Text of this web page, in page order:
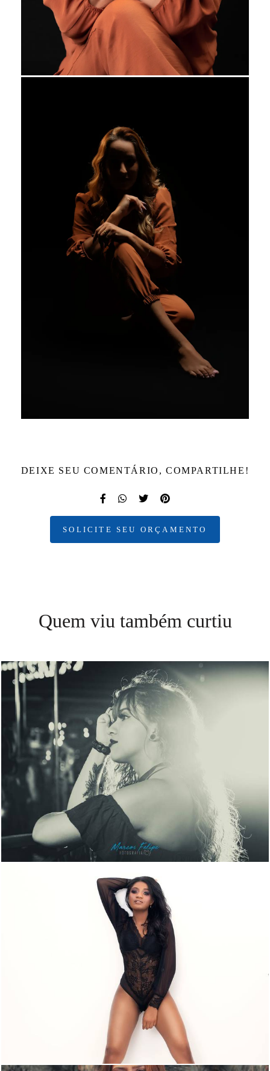
DEIXE SEU COMENTÁRIO, COMPARTILHE!
SOLICITE SEU ORÇAMENTO
Quem viu também curtiu
1413
864 0